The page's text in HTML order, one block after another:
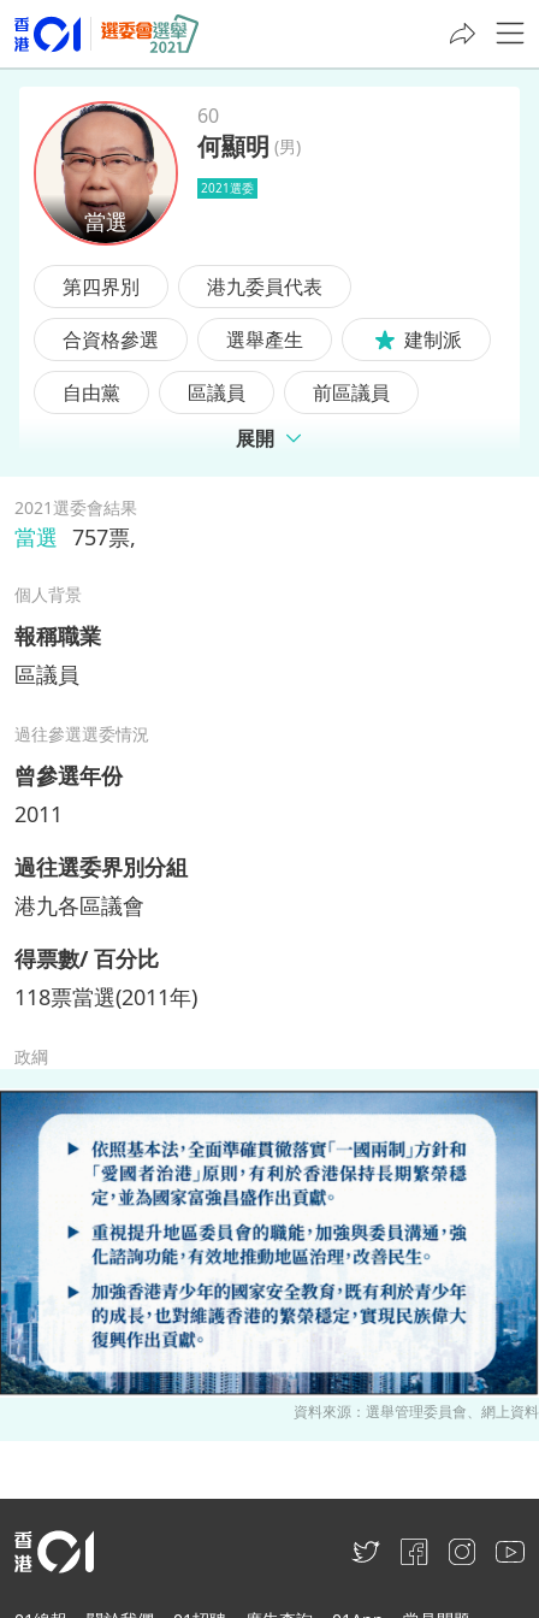
何顯明
60
何顯明 (男)
2021選委
第四界別
港九委員代表
合資格參選
選舉產生
建制派
自由黨
區議員
前區議員
展開
2021選委會結果
當選 757票,
個人背景
報稱職業
區議員
過往參選選委情況
曾參選年份
2011
過往選委界別分組
港九各區議會
得票數/ 百分比
118票當選(2011年)
政綱
資料來源：選舉管理委員會、網上資料